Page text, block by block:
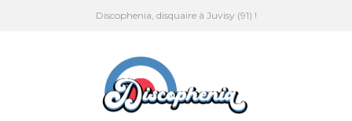
Discophenia, disquaire à Juvisy (91) !